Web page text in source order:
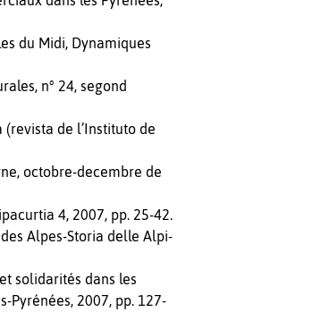
du Midi, Dynamiques
n° 24, segond
de l’Instituto de
octobre-decembre de
4, 2007, pp. 25-42.
Alpes-Storia delle Alpi-
solidarités dans les
Pyrénées, 2007, pp. 127-